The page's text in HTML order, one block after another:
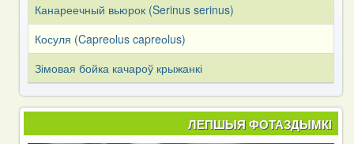
Канареечный вьюрок (Serinus serinus)
Косуля (Capreоlus capreоlus)
Зімовая бойка качароў крыжанкі
ЛЕПШЫЯ ФОТАЗДЫМКІ